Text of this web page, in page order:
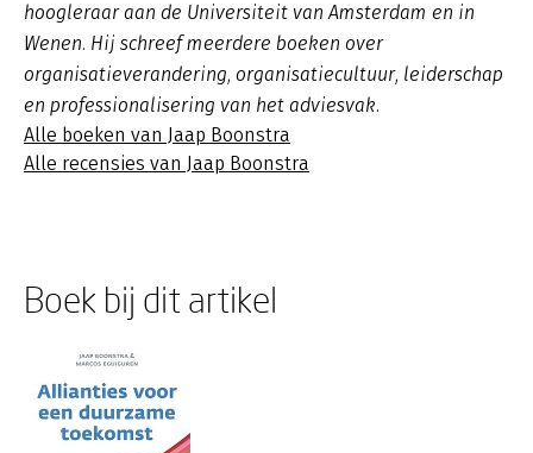
hoogleraar aan de Universiteit van Amsterdam en in
Wenen. Hij schreef meerdere boeken over
organisatieverandering, organisatiecultuur, leiderschap
en professionalisering van het adviesvak.
Alle boeken van Jaap Boonstra
Alle recensies van Jaap Boonstra
Boek bij dit artikel